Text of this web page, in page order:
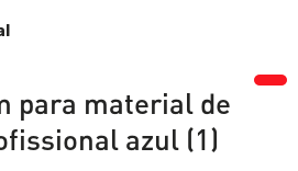
para material de
azul (1)